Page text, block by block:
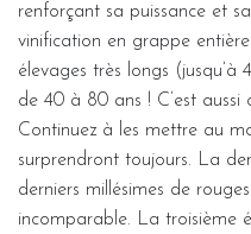
renforçant sa puissance et
vinification en grappe
élevages très longs (jusqu’à
de 40 à 80 ans ! C’est
Continuez à les mettre au
surprendront toujours. La
derniers millésimes de
incomparable. La troisième